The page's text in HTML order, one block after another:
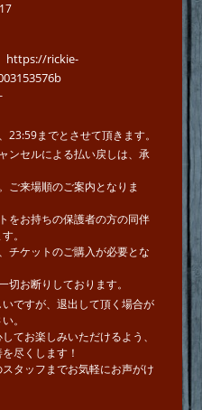
https://rickie-
までとさせて頂きます。
ンセルによる払い戻しは、承
ご来場順のご案内となりま
をお持ちの保護者の方の同伴
。
チケットのご購入が必要とな
お断りしております。
ですが、退出して頂く場合が
。
てお楽しみいただけるよう、
尽くします！
タッフまでお気軽にお声がけ